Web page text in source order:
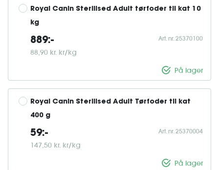
Royal Canin Sterilised Adult tørfoder til kat 10
kg
889:-
88,90 kr. kr/kg
Art. nr. 25370100
På lager
Royal Canin Sterilised Adult Tørfoder til kat
400 g
59:-
147,50 kr. kr/kg
Art. nr. 25370004
På lager